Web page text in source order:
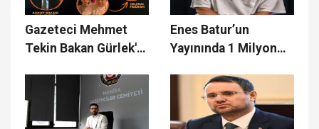
Gazeteci Mehmet
Tekin Bakan Gürlek'in
Ortaya Çıkardı...
Ekmek Teknesi
Figüranı Bakın Kim?
Enes Batur’un
Yayınında 1 Milyon